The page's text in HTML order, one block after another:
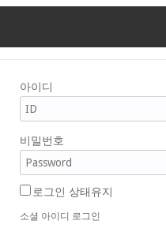
아이디
비밀번호
로그인 상태유지
소셜 아이디 로그인